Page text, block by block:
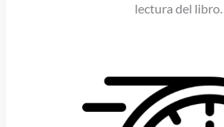
lectura del libro.